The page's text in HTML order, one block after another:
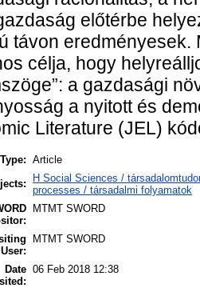
előtérbe
távon
célja, hogy
a gazdasági
a nyitott és
Literature (JEL)
Article
H Social Sciences /
processes / társadalmi folyamatok
MTMT SWORD
User:
MTMT SWORD
Date 06 Feb 2018 12:38